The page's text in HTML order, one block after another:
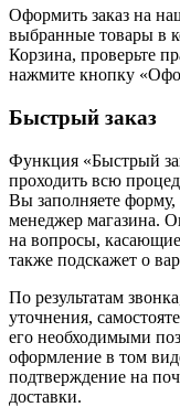
Оформить заказ на
выбранные товары в
Корзина, проверьте
нажмите кнопку
Быстрый заказ
Функция «Быстрый
проходить всю
Вы заполняете форму,
менеджер магазина.
на вопросы,
также подскажет о
По результатам
уточнения,
его необходимыми
оформление в том
подтверждение на
доставки.